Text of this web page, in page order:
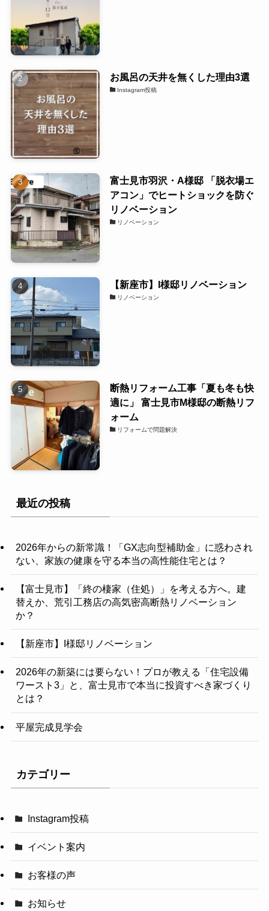
お風呂の天井を無くした理由3選
Instagram投稿
富士見市羽沢・A様邸 「脱衣場エ
アコン」でヒートショックを防ぐ
リノベーション
リノベーション
【新座市】I様邸リノベーション
リノベーション
断熱リフォーム工事「夏も冬も快
適に」 富士見市M様邸の断熱リフ
ォーム
リフォームで問題解決
最近の投稿
2026年からの新常識！「GX志向型補助金」に惑わされ
ない、家族の健康を守る本当の高性能住宅とは？
【富士見市】「終の棲家（住処）」を考える方へ。建
替えか、荒引工務店の高気密高断熱リノベーション
か？
【新座市】I様邸リノベーション
2026年の新築には要らない！プロが教える「住宅設備
ワースト3」と、富士見市で本当に投資すべき家づくり
とは？
平屋完成見学会
カテゴリー
Instagram投稿
イベント案内
お客様の声
お知らせ